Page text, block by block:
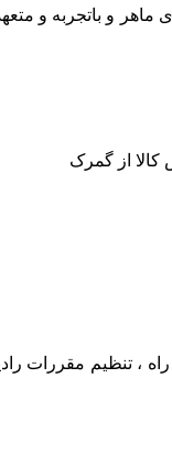
ماهر و باتجربه و
از گمرک
، تنظیم مقررات